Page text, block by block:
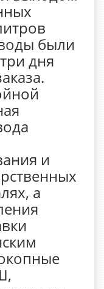
были
дня
и
а